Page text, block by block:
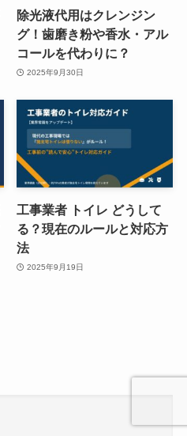
除光液代用はクレンジン
グ！歯磨き粉や香水・アル
コールを代わりに？
2025年9月30日
工事業者 トイレ どうして
る？現在のルールと対応方
法
2025年9月19日